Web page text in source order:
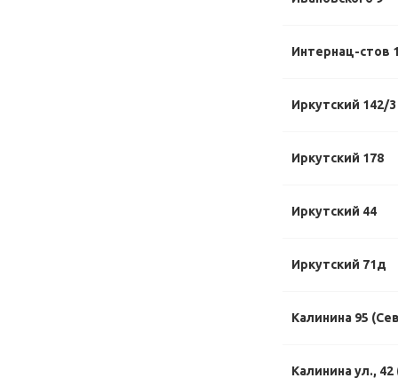
Интернац-стов
Иркутский 142/3
Иркутский 178
Иркутский 44
Иркутский 71д
Калинина 95
Калинина ул.,